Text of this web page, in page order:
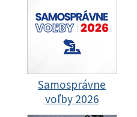
Samosprávne
voľby 2026